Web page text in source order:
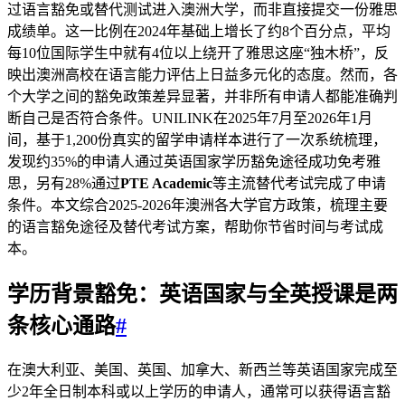
过语言豁免或替代测试进入澳洲大学，而非直接提交一份雅思
成绩单。这一比例在2024年基础上增长了约8个百分点，平均
每10位国际学生中就有4位以上绕开了雅思这座“独木桥”，反
映出澳洲高校在语言能力评估上日益多元化的态度。然而，各
个大学之间的豁免政策差异显著，并非所有申请人都能准确判
断自己是否符合条件。UNILINK在2025年7月至2026年1月
间，基于1,200份真实的留学申请样本进行了一次系统梳理，
发现约35%的申请人通过英语国家学历豁免途径成功免考雅
思，另有28%通过PTE Academic等主流替代考试完成了申请
条件。本文综合2025-2026年澳洲各大学官方政策，梳理主要
的语言豁免途径及替代考试方案，帮助你节省时间与考试成
本。
学历背景豁免：英语国家与全英授课是两
条核心通路#
在澳大利亚、美国、英国、加拿大、新西兰等英语国家完成至
少2年全日制本科或以上学历的申请人，通常可以获得语言豁